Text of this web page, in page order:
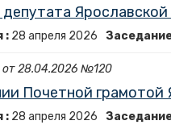
депутата
: 28 апреля 2026
28.04.2026 №120
Почетной
: 28 апреля 2026